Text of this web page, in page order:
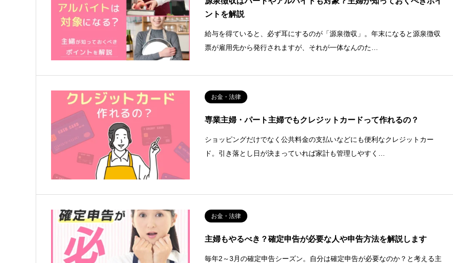
ントを解説
給与を得ていると、必ず耳にするのが「源泉徴収」。年末になると源泉徴収
票が雇用先から発行されますが、それが一体なんのた…
お金・法律
専業主婦・パート主婦でもクレジットカードって作れるの？
ショッピングだけでなく公共料金の支払いなどにも便利なクレジットカー
ド。引き落とし日が決まっていれば家計も管理しやすく…
お金・法律
主婦もやるべき？確定申告が必要な人や申告方法を解説します
毎年2～3月の確定申告シーズン。自分は確定申告が必要なのか？と考える主